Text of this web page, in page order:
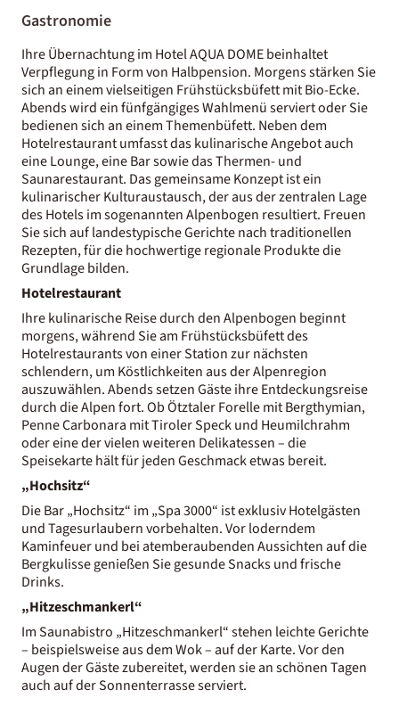
Gastronomie
Ihre Übernachtung im Hotel AQUA DOME beinhaltet
Verpflegung in Form von Halbpension. Morgens stärken Sie
sich an einem vielseitigen Frühstücksbüfett mit Bio-Ecke.
Abends wird ein fünfgängiges Wahlmenü serviert oder Sie
bedienen sich an einem Themenbüfett. Neben dem
Hotelrestaurant umfasst das kulinarische Angebot auch
eine Lounge, eine Bar sowie das Thermen- und
Saunarestaurant. Das gemeinsame Konzept ist ein
kulinarischer Kulturaustausch, der aus der zentralen Lage
des Hotels im sogenannten Alpenbogen resultiert. Freuen
Sie sich auf landestypische Gerichte nach traditionellen
Rezepten, für die hochwertige regionale Produkte die
Grundlage bilden.
Hotelrestaurant
Ihre kulinarische Reise durch den Alpenbogen beginnt
morgens, während Sie am Frühstücksbüfett des
Hotelrestaurants von einer Station zur nächsten
schlendern, um Köstlichkeiten aus der Alpenregion
auszuwählen. Abends setzen Gäste ihre Entdeckungsreise
durch die Alpen fort. Ob Ötztaler Forelle mit Bergthymian,
Penne Carbonara mit Tiroler Speck und Heumilchrahm
oder eine der vielen weiteren Delikatessen – die
Speisekarte hält für jeden Geschmack etwas bereit.
„Hochsitz“
Die Bar „Hochsitz“ im „Spa 3000“ ist exklusiv Hotelgästen
und Tagesurlaubern vorbehalten. Vor loderndem
Kaminfeuer und bei atemberaubenden Aussichten auf die
Bergkulisse genießen Sie gesunde Snacks und frische
Drinks.
„Hitzeschmankerl“
Im Saunabistro „Hitzeschmankerl“ stehen leichte Gerichte
– beispielsweise aus dem Wok – auf der Karte. Vor den
Augen der Gäste zubereitet, werden sie an schönen Tagen
auch auf der Sonnenterrasse serviert.